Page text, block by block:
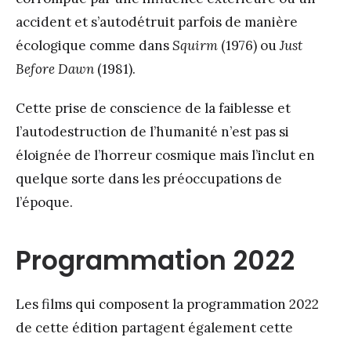
accident et s’autodétruit parfois de manière
écologique comme dansSquirm (1976) ouJust
Before Dawn (1981).
Cette prise de conscience de la faiblesse et
l’autodestruction de l’humanité n’est pas si
éloignée de l’horreur cosmique mais l’inclut en
quelque sorte dans les préoccupations de
l’époque.
Programmation 2022
Les films qui composent la programmation 2022
de cette édition partagent également cette